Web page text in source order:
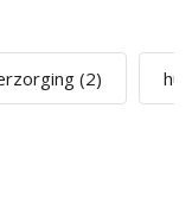
(2)